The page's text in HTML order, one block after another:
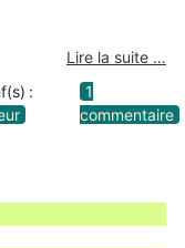
Lire la suite …
:
1
commentaire